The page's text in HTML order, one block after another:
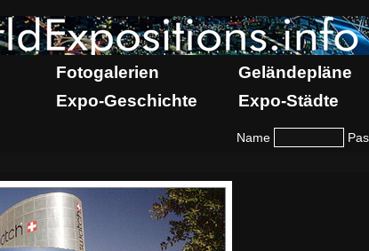
Fotogalerien Geländepläne
Expo-Geschichte Expo-Städte
Name